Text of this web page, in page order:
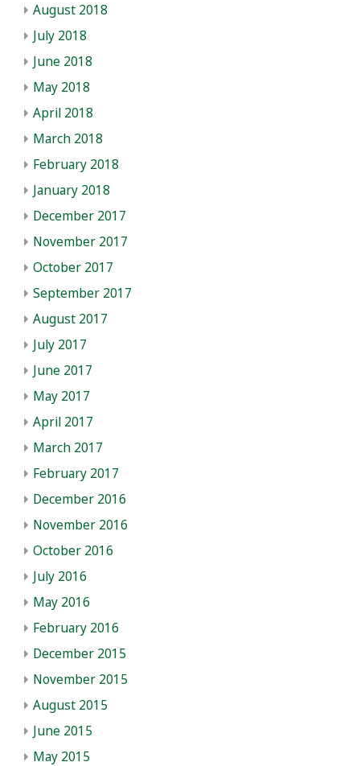
August 2018
July 2018
June 2018
May 2018
April 2018
March 2018
February 2018
January 2018
December 2017
November 2017
October 2017
September 2017
August 2017
July 2017
June 2017
May 2017
April 2017
March 2017
February 2017
December 2016
November 2016
October 2016
July 2016
May 2016
February 2016
December 2015
November 2015
August 2015
June 2015
May 2015